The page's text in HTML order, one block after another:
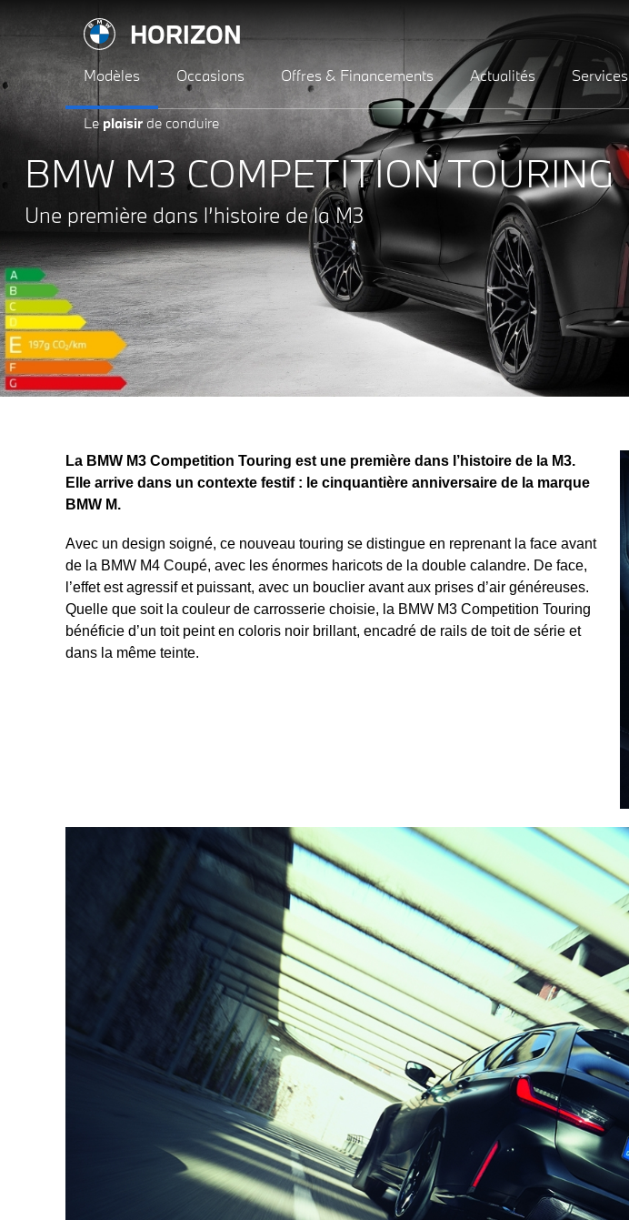
HORIZON
Modèles Occasions Offres & Financements Actualités Services
Leplaisir de conduire
BMW M3 COMPETITION TOURING
Une première dans l’histoire de la M3
La BMW M3 Competition Touring est une première dans l’histoire de la M3.
Elle arrive dans un contexte festif : le cinquantière anniversaire de la marque
BMW M.
Avec un design soigné, ce nouveau touring se distingue en reprenant la face avant
de la BMW M4 Coupé, avec les énormes haricots de la double calandre. De face,
l’effet est agressif et puissant, avec un bouclier avant aux prises d’air généreuses.
Quelle que soit la couleur de carrosserie choisie, la BMW M3 Competition Touring
bénéficie d’un toit peint en coloris noir brillant, encadré de rails de toit de série et
dans la même teinte.